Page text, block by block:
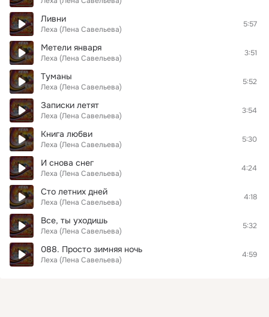
Ливни
Леха (Лена Савельева)
5:57
Метели января
Леха (Лена Савельева)
3:51
Туманы
Леха (Лена Савельева)
5:52
Записки летят
Леха (Лена Савельева)
3:54
Книга любви
Леха (Лена Савельева)
5:30
И снова снег
Леха (Лена Савельева)
4:24
Сто летних дней
Леха (Лена Савельева)
4:18
Все, ты уходишь
Леха (Лена Савельева)
5:32
088. Просто зимняя ночь
Леха (Лена Савельева)
4:59